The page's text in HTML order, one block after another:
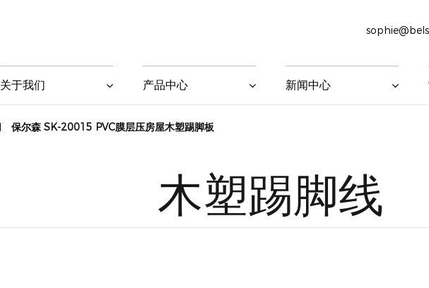
关于我们 产品中心 新闻中心
保尔森 SK-20015 PVC膜层压房屋木塑踢脚板
木塑踢脚线